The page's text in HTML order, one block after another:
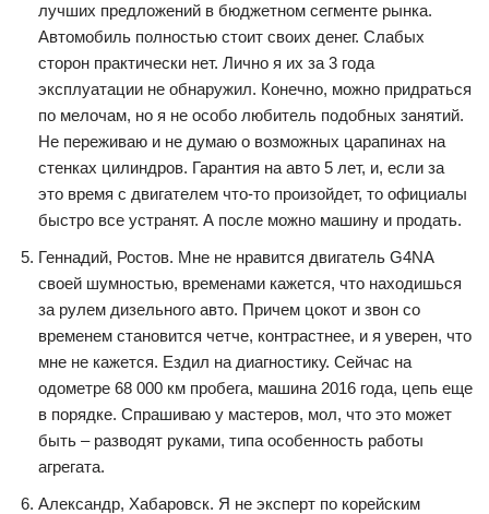
лучших предложений в бюджетном сегменте рынка.
Автомобиль полностью стоит своих денег. Слабых
сторон практически нет. Лично я их за 3 года
эксплуатации не обнаружил. Конечно, можно придраться
по мелочам, но я не особо любитель подобных занятий.
Не переживаю и не думаю о возможных царапинах на
стенках цилиндров. Гарантия на авто 5 лет, и, если за
это время с двигателем что-то произойдет, то официалы
быстро все устранят. А после можно машину и продать.
Геннадий, Ростов. Мне не нравится двигатель G4NA
своей шумностью, временами кажется, что находишься
за рулем дизельного авто. Причем цокот и звон со
временем становится четче, контрастнее, и я уверен, что
мне не кажется. Ездил на диагностику. Сейчас на
одометре 68 000 км пробега, машина 2016 года, цепь еще
в порядке. Спрашиваю у мастеров, мол, что это может
быть – разводят руками, типа особенность работы
агрегата.
Александр, Хабаровск. Я не эксперт по корейским